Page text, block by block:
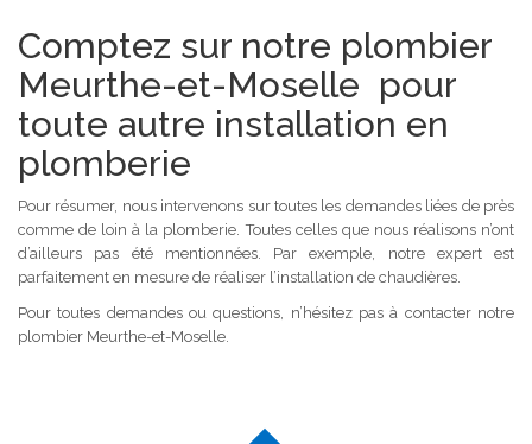
Comptez sur notre plombier
Meurthe-et-Moselle pour
toute autre installation en
plomberie
Pour résumer, nous intervenons sur toutes les demandes liées de près
comme de loin à la plomberie. Toutes celles que nous réalisons n’ont
d’ailleurs pas été mentionnées. Par exemple, notre expert est
parfaitement en mesure de réaliser l’installation de chaudières.
Pour toutes demandes ou questions, n’hésitez pas à contacter notre
plombier Meurthe-et-Moselle.